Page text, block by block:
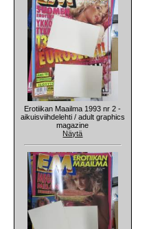
Erotiikan Maailma 1993 nr 2 -
aikuisviihdelehti / adult graphics
magazine
Näytä